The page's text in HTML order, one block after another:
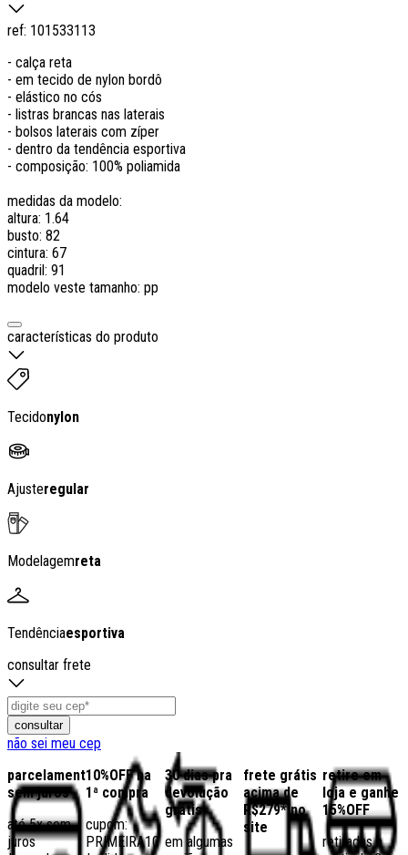
ref: 101533113
- calça reta
- em tecido de nylon bordô
- elástico no cós
- listras brancas nas laterais
- bolsos laterais com zíper
- dentro da tendência esportiva
- composição: 100% poliamida
medidas da modelo:
altura: 1.64
busto: 82
cintura: 67
quadril: 91
modelo veste tamanho: pp
características do produto
Tecidonylon
Ajusteregular
Modelagemreta
Tendênciaesportiva
consultar frete
consultar
não sei meu cep
parcelamento
sem juros
até 5x sem
juros
10%OFF na
1ª compra
cupom:
PRIMEIRA10
30 dias pra
devolução
grátis
em algumas
frete grátis
acima de
R$279* no
site
retire em
loja e ganhe
15%OFF
retiradas a